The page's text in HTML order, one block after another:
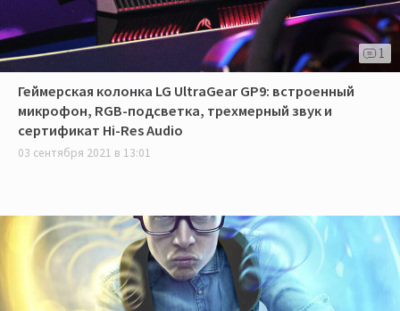
1
Геймерская колонка LG UltraGear GP9: встроенный
микрофон, RGB-подсветка, трехмерный звук и
сертификат Hi-Res Audio
03 сентября 2021 в 13:01